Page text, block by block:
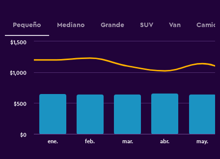
to
600.
Pequeño Mediano Grande SUV Van
ene. feb. mar. abr. may.
$0
$500
$1,000
$1,500